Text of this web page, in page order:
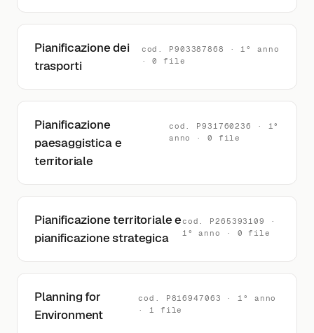
Pianificazione dei
trasporti
cod. P903387868 · 1° anno
· 0 file
Pianificazione
paesaggistica e
territoriale
cod. P931760236 · 1°
anno · 0 file
Pianificazione territoriale e
pianificazione strategica
cod. P265393109 ·
1° anno · 0 file
Planning for
Environment
cod. P816947063 · 1° anno
· 1 file